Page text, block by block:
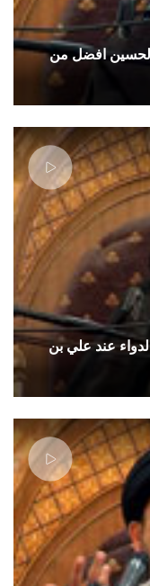
الحسين افضل من
عند علي بن